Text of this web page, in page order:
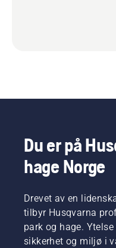
Du er på
hage Norge
Drevet av en
tilbyr Husqvarna
park og hage.
sikkerhet og miljø i